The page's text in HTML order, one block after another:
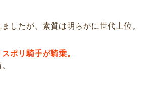
したが、素質は明らかに世代上位。
ポリ騎手が騎乗。